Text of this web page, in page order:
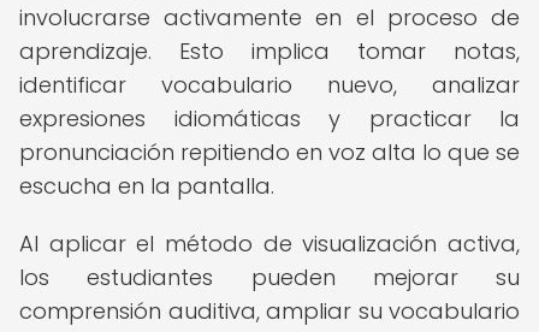
involucrarse activamente en el proceso de
aprendizaje. Esto implica tomar notas,
identificar vocabulario nuevo, analizar
expresiones idiomáticas y practicar la
pronunciación repitiendo en voz alta lo que se
escucha en la pantalla.
Al aplicar el método de visualización activa,
los estudiantes pueden mejorar su
comprensión auditiva, ampliar su vocabulario